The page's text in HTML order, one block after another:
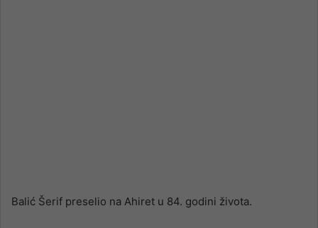
Balić Šerif preselio na Ahiret u 84. godini života.